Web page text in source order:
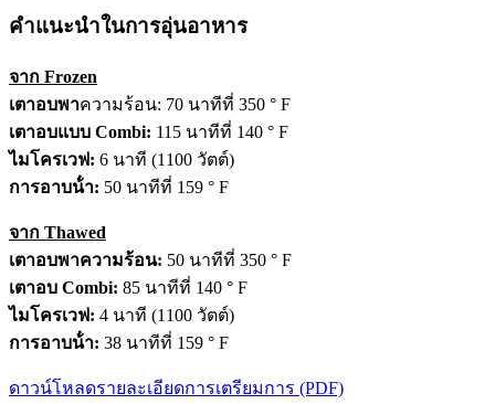
คำแนะนำในการอุ่นอาหาร
จาก Frozen
เตาอบพาความร้อน: 70 นาทีที่ 350 ° F
เตาอบแบบ Combi: 115 นาทีที่ 140 ° F
ไมโครเวฟ: 6 นาที (1100 วัตต์)
การอาบน้ํา: 50 นาทีที่ 159 ° F
จาก Thawed
เตาอบพาความร้อน: 50 นาทีที่ 350 ° F
เตาอบ Combi: 85 นาทีที่ 140 ° F
ไมโครเวฟ: 4 นาที (1100 วัตต์)
การอาบน้ํา: 38 นาทีที่ 159 ° F
ดาวน์โหลดรายละเอียดการเตรียมการ (PDF)